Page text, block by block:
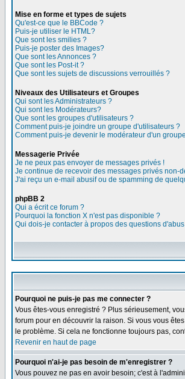
Mise en forme et types de sujets
Qu'est-ce que le BBCode ?
Puis-je utiliser le HTML?
Que sont les smilies ?
Puis-je poster des Images?
Que sont les Annonces ?
Que sont les Post-it ?
Que sont les sujets de discussions verrouillés ?
Niveaux des Utilisateurs et Groupes
Qui sont les Administrateurs ?
Qui sont les Modérateurs?
Que sont les groupes d'utilisateurs ?
Comment puis-je joindre un groupe d'utilisateurs ?
Comment puis-je devenir le modérateur d'un
Messagerie Privée
Je ne peux pas envoyer de messages privés !
Je continue de recevoir des messages privés non-
J'ai reçu un e-mail abusif ou de spamming de
phpBB 2
Qui a écrit ce forum ?
Pourquoi la fonction X n'est pas disponible ?
Qui dois-je contacter à propos des questions
Pourquoi ne puis-je pas me connecter ?
Vous êtes-vous enregistré ? Plus sérieusement,
forum pour en découvrir la raison. Si vous vous
le problème. Si cela ne fonctionne toujours pas,
Revenir en haut de page
Pourquoi n'ai-je pas besoin de m'enregistrer ?
Vous pouvez ne pas en avoir besoin; c'est à